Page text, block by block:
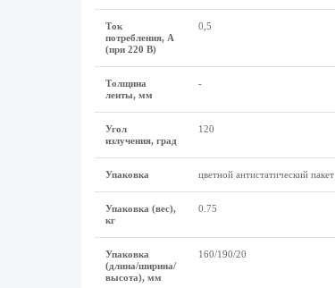
Ток
потребления, А
(при 220 В)
0,5
Толщина
ленты, мм
-
Угол
излучения, град
120
Упаковка цветной антистатический пакет
Упаковка (вес),
кг
0.75
Упаковка
(длина/ширина/
высота), мм
160/190/20